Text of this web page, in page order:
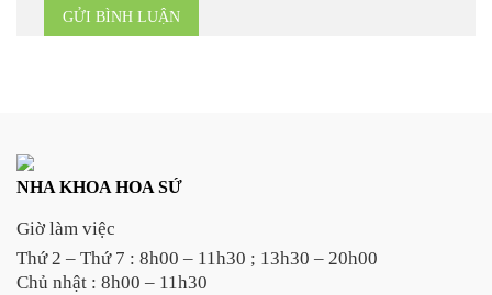
NHA KHOA HOA SỨ
Giờ làm việc
Thứ 2 – Thứ 7 : 8h00 – 11h30 ; 13h30 – 20h00
Chủ nhật : 8h00 – 11h30